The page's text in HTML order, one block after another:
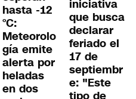
hasta -12
°C:
Meteorolo
gía emite
alerta por
heladas
en dos
iniciativa
que busca
declarar
feriado el
17 de
septiembr
e: "Este